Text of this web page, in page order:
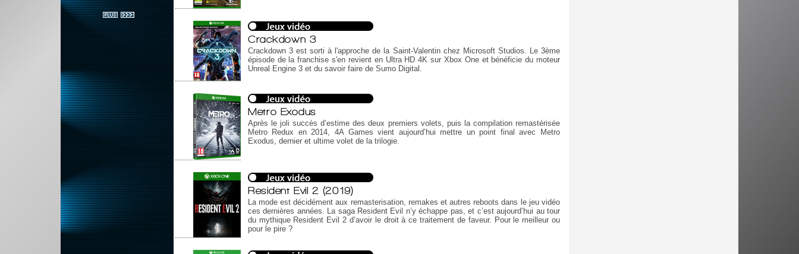
Crackdown 3
Crackdown 3 est sorti à l'approche de la Saint-Valentin chez Microsoft Studios. Le 3ème
épisode de la franchise s'en revient en Ultra HD 4K sur Xbox One et bénéficie du moteur
Unreal Engine 3 et du savoir faire de Sumo Digital.
Metro Exodus
Après le joli succès d’estime des deux premiers volets, puis la compilation remastérisée
Metro Redux en 2014, 4A Games vient aujourd’hui mettre un point final avec Metro
Exodus, dernier et ultime volet de la trilogie.
Resident Evil 2 (2019)
La mode est décidément aux remasterisation, remakes et autres reboots dans le jeu vidéo
ces dernières années. La saga Resident Evil n’y échappe pas, et c’est aujourd’hui au tour
du mythique Resident Evil 2 d’avoir le droit à ce traitement de faveur. Pour le meilleur ou
pour le pire ?